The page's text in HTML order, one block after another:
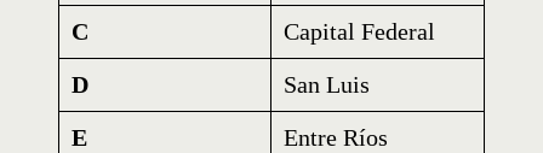
C
Capital Federal
D
San Luis
E
Entre Ríos